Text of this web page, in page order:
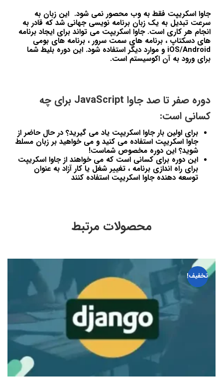
جاوا اسکریپت فقط به وب محصور نمی شود. این زبان به
سرعت تبدیل به یک زبان برنامه نویسی جهانی شد که قادر به
انجام هر کاری است. جاوا اسکریپت می تواند برای ایجاد برنامه
های دسکتاپ ، برنامه های سمت سرور ، برنامه های بومی
iOS/Android و موارد دیگر استفاده شود. این دوره بلیط شما
برای ورود به آن اکوسیستم است.
دوره صفر تا صد جاوا JavaScript برای چه
کسانی است:
برای اولین بار جاوا اسکریپت یاد می گیرید؟ در حال حاضر از
جاوا اسکریپت استفاده می کنید و می خواهید بر زبان مسلط
شوید؟ این دوره مخصوص شماست!
این دوره برای کسانی است که می خواهند از جاوا اسکریپت
برای راه اندازی برنامه ، تغییر شغل یا کار آزاد به عنوان
توسعه دهنده جاوا اسکریپت استفاده کنند
محصولات مرتبط
تخفیف!